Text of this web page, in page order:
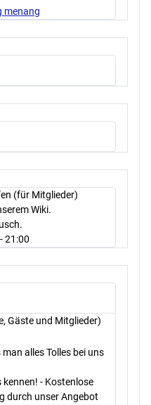
menang
(für Mitglieder)
Wiki.
- 21:00
Gäste und Mitglieder)
alles Tolles bei uns
- Kostenlose
durch unser Angebot